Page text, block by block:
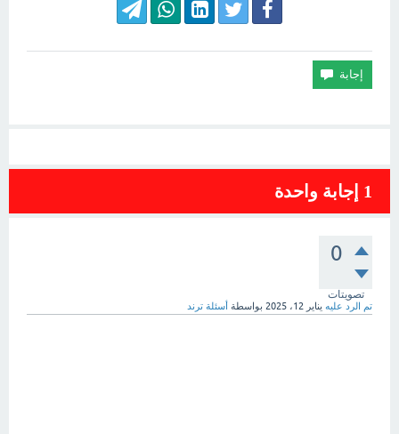
1 إجابة واحدة
0
تصويتات
تم الرد عليه يناير 12، 2025 بواسطة أسئلة ترند